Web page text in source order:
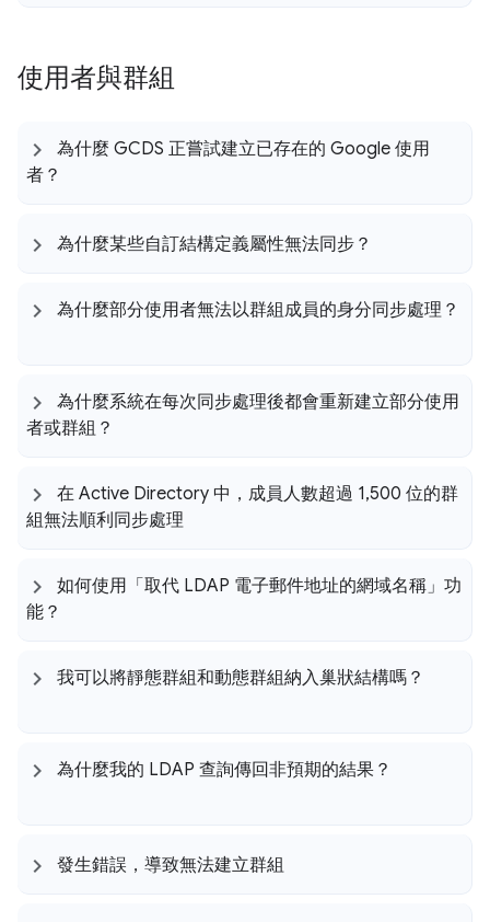
使用者與群組
為什麼 GCDS 正嘗試建立已存在的 Google 使用
者？
為什麼某些自訂結構定義屬性無法同步？
為什麼部分使用者無法以群組成員的身分同步處理？
為什麼系統在每次同步處理後都會重新建立部分使用
者或群組？
在 Active Directory 中，成員人數超過 1,500 位的群
組無法順利同步處理
如何使用「取代 LDAP 電子郵件地址的網域名稱」功
能？
我可以將靜態群組和動態群組納入巢狀結構嗎？
為什麼我的 LDAP 查詢傳回非預期的結果？
發生錯誤，導致無法建立群組